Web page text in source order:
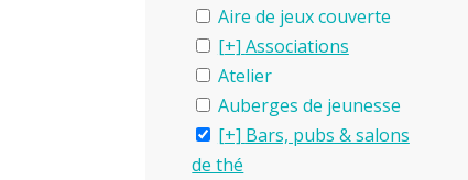
Aire de jeux couverte
Associations
Atelier
Auberges de jeunesse
Bars, pubs & salons
de thé